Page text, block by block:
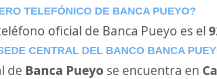
TELEFÓNICO DE BANCA PUEYO?
oficial de Banca Pueyo es el
CENTRAL DEL BANCO BANCA
de Banca Pueyo se encuentra en